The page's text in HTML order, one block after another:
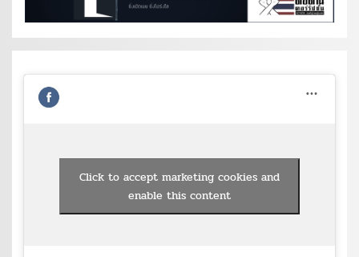
Click to accept marketing cookies and
enable this content